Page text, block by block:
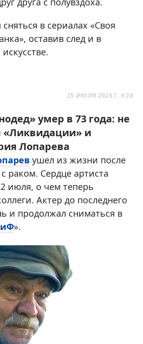
в сериалах «Своя
оставив след и в
25 ИЮЛЯ 2026 Г. 9:28
умер в 73 года: не
«Ликвидации» и
Лопарева
ушел из жизни после
раком. Сердце артиста
июля, о чем теперь
Актер до последнего
и продолжал сниматься в
».